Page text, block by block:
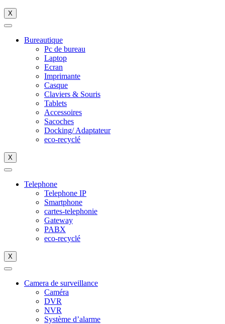
X
Bureautique
Pc de bureau
Laptop
Ecran
Imprimante
Casque
Claviers & Souris
Tablets
Accessoires
Sacoches
Docking/ Adaptateur
eco-recyclé
X
Telephone
Telephone IP
Smartphone
cartes-telephonie
Gateway
PABX
eco-recyclé
X
Camera de surveillance
Caméra
DVR
NVR
Système d’alarme